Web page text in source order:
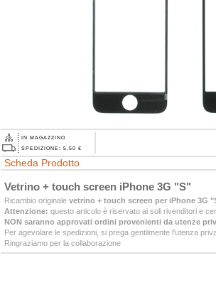
IN MAGAZZINO
SPEDIZIONE: 5,50 €
Scheda Prodotto
Vetrino + touch screen iPhone 3G "S"
Ricambio originale vetrino + touch screen per iPhone 3G
Attenzione: questo articolo è riservato ai soli rivenditori e
NON saranno approvati ordini provenienti da utenze
Per agevolare le spedizioni, si prega gentilmente l'utenza
Ringraziamo per la collaborazione